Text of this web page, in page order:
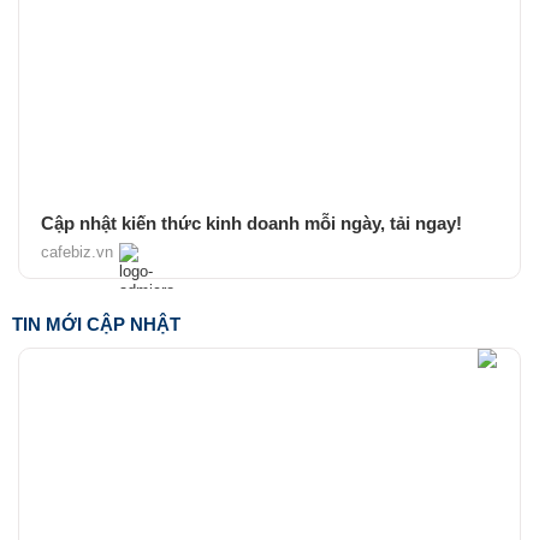
Cập nhật kiến thức kinh doanh mỗi ngày, tải ngay!
cafebiz.vn
TIN MỚI CẬP NHẬT